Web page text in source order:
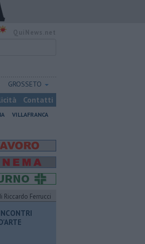
GROSSETO
Contatti
VILLAFRANCA
Riccardo Ferrucci